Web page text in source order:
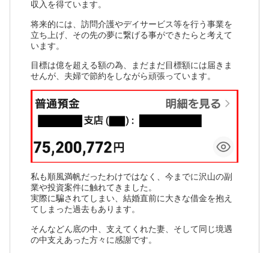
収入を得ています。
将来的には、訪問介護やデイサービス等を行う事業を
立ち上げ、その先の夢に繋げる事ができたらと考えて
います。
目標は億を超える額の為、まだまだ目標額には届きま
せんが、夫婦で節約をしながら頑張っています。
私も順風満帆だったわけではなく、今までに沢山の副
業や投資案件に触れてきました。
実際に騙されてしまい、結婚直前に大きな借金を抱え
てしまった過去もあります。
そんなどん底の中、支えてくれた妻、そして同じ境遇
の中支えあった方々に感謝です。